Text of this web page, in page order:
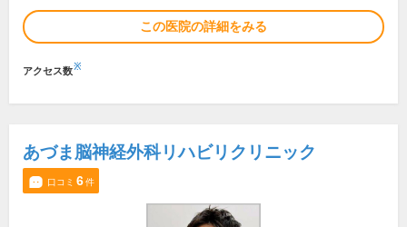
この医院の詳細をみる
アクセス数※
あづま脳神経外科リハビリクリニック
口コミ 6件